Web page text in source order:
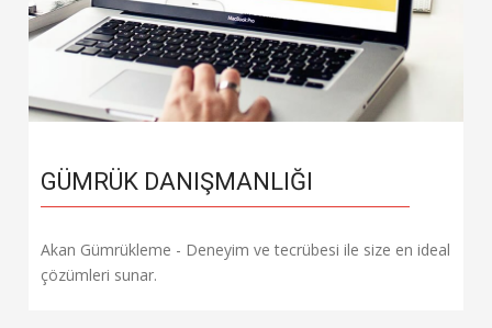
GÜMRÜK DANIŞMANLIĞI
Akan Gümrükleme - Deneyim ve tecrübesi ile size en ideal
çözümleri sunar.